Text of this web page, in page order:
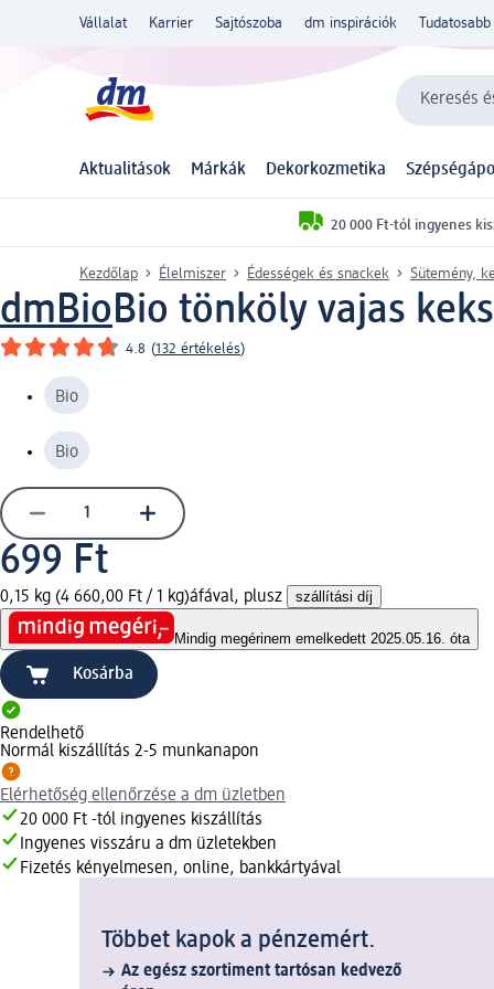
Vállalat Karrier Sajtószoba dm inspirációk
Keresés
Aktualitások Márkák Dekorkozmetika
20 000 Ft-tól ingyenes
Kezdőlap Élelmiszer Édességek és snackek Sütemény,
dmBioBio tönköly vajas
4.8 (132 értékelés)
Bio
Bio
699 Ft
0,15 kg (4 660,00 Ft / 1 kg)áfával, plusz szállítási díj
Mindig megérinem emelkedett 2025.05.16. óta
Kosárba
Rendelhető
Normál kiszállítás 2-5 munkanapon
Elérhetőség ellenőrzése a dm üzletben
20 000 Ft -tól ingyenes kiszállítás
Ingyenes visszáru a dm üzletekben
Fizetés kényelmesen, online, bankkártyával
Többet kapok a pénzemért.
Az egész szortiment tartósan kedvező